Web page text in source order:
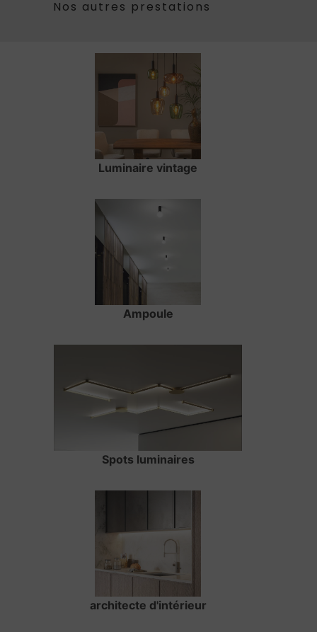
Nos autres prestations
Luminaire vintage
Ampoule
Spots luminaires
architecte d'intérieur